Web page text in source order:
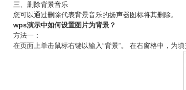
三、删除背景音乐
您可以通过删除代表背景音乐的扬声器图标将其删除。
wps演示中如何设置图片为背景？
方法一：
在页面上单击鼠标右键以输入“背景”。 在右窗格中，为